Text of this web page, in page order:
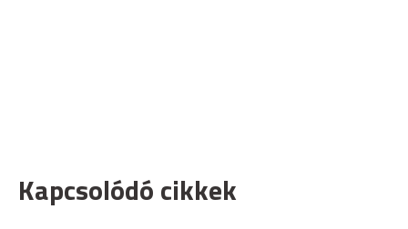
Kapcsolódó cikkek